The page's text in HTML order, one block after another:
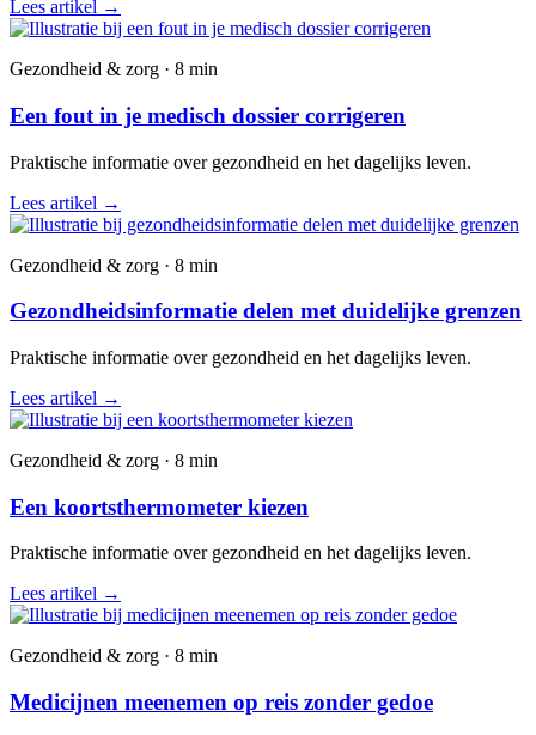
Lees artikel →
Gezondheid & zorg · 8 min
Een fout in je medisch dossier corrigeren
Praktische informatie over gezondheid en het dagelijks leven.
Lees artikel →
Gezondheid & zorg · 8 min
Gezondheidsinformatie delen met duidelijke grenzen
Praktische informatie over gezondheid en het dagelijks leven.
Lees artikel →
Gezondheid & zorg · 8 min
Een koortsthermometer kiezen
Praktische informatie over gezondheid en het dagelijks leven.
Lees artikel →
Gezondheid & zorg · 8 min
Medicijnen meenemen op reis zonder gedoe